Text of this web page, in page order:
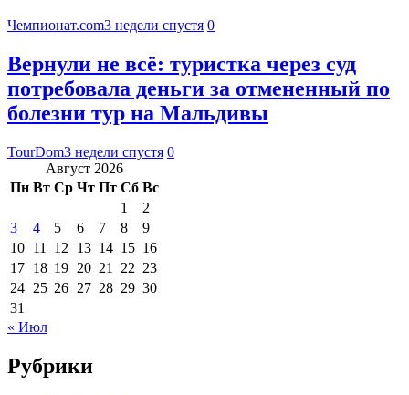
Чемпионат.com3 недели спустя 0
Вернули не всё: туристка через суд
потребовала деньги за отмененный по
болезни тур на Мальдивы
TourDom3 недели спустя 0
Август 2026
Пн Вт Ср Чт Пт Сб Вс
1
2
3
4 5 6 7 8
9
10 11 12 13 14 15 16
17 18 19 20 21 22 23
24 25 26 27 28 29 30
31
« Июл
Рубрики